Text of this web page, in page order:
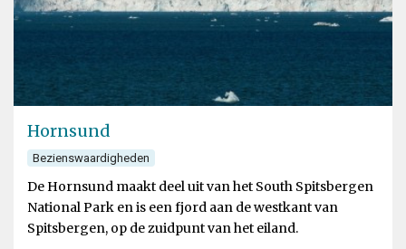
Hornsund
Bezienswaardigheden
De Hornsund maakt deel uit van het South Spitsbergen
National Park en is een fjord aan de westkant van
Spitsbergen, op de zuidpunt van het eiland.